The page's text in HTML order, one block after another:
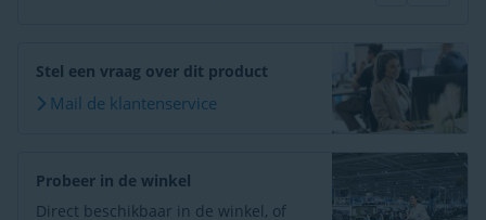
Stel een vraag over dit product
Mail de klantenservice
Probeer in de winkel
Direct beschikbaar in de winkel, of